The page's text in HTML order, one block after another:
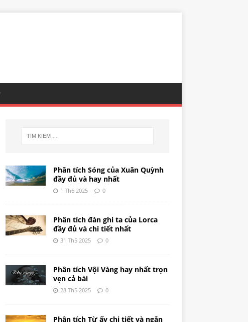
Phân tích Sóng của Xuân Quỳnh
đầy đủ và hay nhất
1 Th6 2025 0
Phân tích đàn ghi ta của Lorca
đầy đủ và chi tiết nhất
31 Th5 2025 0
Phân tích Vội Vàng hay nhất trọn
vẹn cả bài
28 Th5 2025 0
Phân tích Từ ấy chi tiết và ngắn